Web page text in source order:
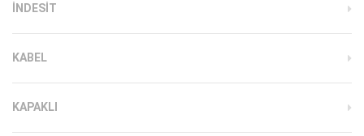
INDESIT
KABEL
KAPAKLI